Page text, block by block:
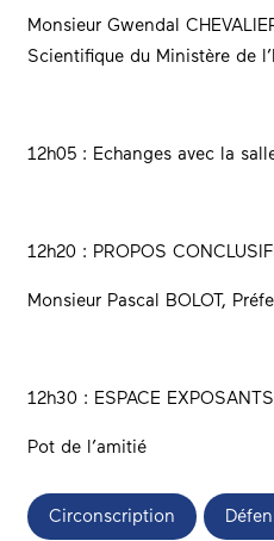
Monsieur Gwendal
Scientifique du Ministère de
12h05 : Echanges avec la
12h20 : PROPOS
Monsieur Pascal BOLOT,
12h30 : ESPACE EXPOSANTS
Pot de l’amitié
Circonscription